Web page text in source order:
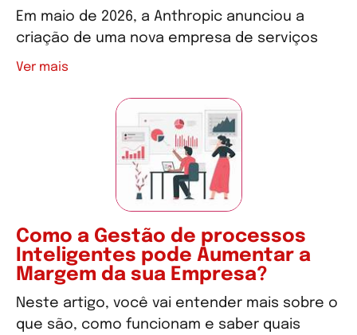
Em maio de 2026, a Anthropic anunciou a
criação de uma nova empresa de serviços
Ver mais
Como a Gestão de processos
Inteligentes pode Aumentar a
Margem da sua Empresa?
Neste artigo, você vai entender mais sobre o
que são, como funcionam e saber quais